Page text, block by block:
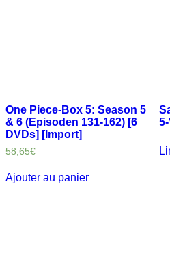
One Piece-Box 5: Season 5
& 6 (Episoden 131-162) [6
DVDs] [Import]
58,65€
Ajouter au panier